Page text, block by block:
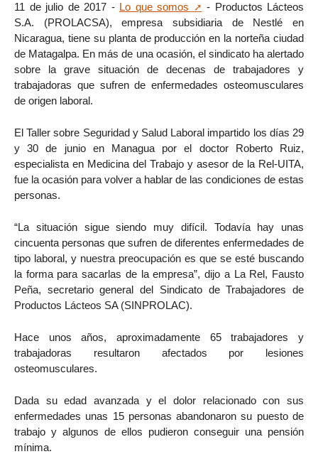
11 de julio de 2017 - Lo que somos
- Productos Lácteos
S.A. (PROLACSA), empresa subsidiaria de Nestlé en
Nicaragua, tiene su planta de producción en la norteña ciudad
de Matagalpa. En más de una ocasión, el sindicato ha alertado
sobre la grave situación de decenas de trabajadores y
trabajadoras que sufren de enfermedades osteomusculares
de origen laboral.
El Taller sobre Seguridad y Salud Laboral impartido los días 29
y 30 de junio en Managua por el doctor Roberto Ruiz,
especialista en Medicina del Trabajo y asesor de la Rel-UITA,
fue la ocasión para volver a hablar de las condiciones de estas
personas.
“La situación sigue siendo muy difícil. Todavía hay unas
cincuenta personas que sufren de diferentes enfermedades de
tipo laboral, y nuestra preocupación es que se esté buscando
la forma para sacarlas de la empresa”, dijo a La Rel, Fausto
Peña, secretario general del Sindicato de Trabajadores de
Productos Lácteos SA (SINPROLAC).
Hace unos años, aproximadamente 65 trabajadores y
trabajadoras resultaron afectados por lesiones
osteomusculares.
Dada su edad avanzada y el dolor relacionado con sus
enfermedades unas 15 personas abandonaron su puesto de
trabajo y algunos de ellos pudieron conseguir una pensión
mínima.